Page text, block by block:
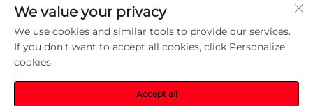
Co., Ltd. Kaikki oikeudet varattuina.
Tietosuojakäytäntö
We value your privacy
We use cookies and similar tools to provide our services.
If you don't want to accept all cookies, click Personalize
cookies.
Accept all